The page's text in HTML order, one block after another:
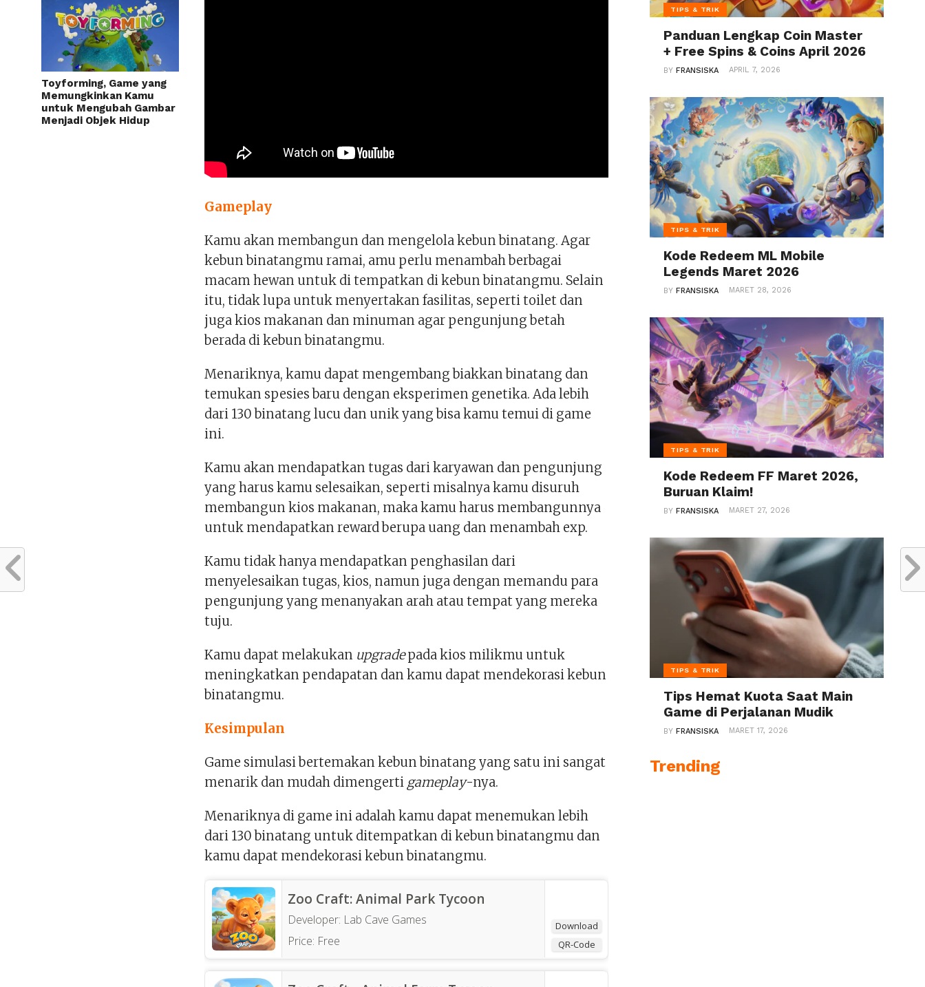
Toyforming, Game yang
Memungkinkan Kamu
untuk Mengubah Gambar
Menjadi Objek Hidup
Gameplay
Kamu akan membangun dan mengelola kebun binatang. Agar
kebun binatangmu ramai, amu perlu menambah berbagai
macam hewan untuk di tempatkan di kebun binatangmu. Selain
itu, tidak lupa untuk menyertakan fasilitas, seperti toilet dan
juga kios makanan dan minuman agar pengunjung betah
berada di kebun binatangmu.
Menariknya, kamu dapat mengembang biakkan binatang dan
temukan spesies baru dengan eksperimen genetika. Ada lebih
dari 130 binatang lucu dan unik yang bisa kamu temui di game
ini.
Kamu akan mendapatkan tugas dari karyawan dan pengunjung
yang harus kamu selesaikan, seperti misalnya kamu disuruh
membangun kios makanan, maka kamu harus membangunnya
untuk mendapatkan reward berupa uang dan menambah exp.
Kamu tidak hanya mendapatkan penghasilan dari
menyelesaikan tugas, kios, namun juga dengan memandu para
pengunjung yang menanyakan arah atau tempat yang mereka
tuju.
Kamu dapat melakukan upgradepada kios milikmu untuk
meningkatkan pendapatan dan kamu dapat mendekorasi kebun
binatangmu.
Kesimpulan
Game simulasi bertemakan kebun binatang yang satu ini sangat
menarik dan mudah dimengerti gameplay-nya.
Menariknya di game ini adalah kamu dapat menemukan lebih
dari 130 binatang untuk ditempatkan di kebun binatangmu dan
kamu dapat mendekorasi kebun binatangmu.
Download
QR-Code
Zoo Craft: Animal Park Tycoon
Developer: Lab Cave Games
Price: Free
TIPS & TRIK
Panduan Lengkap Coin Master
+ Free Spins & Coins April 2026
BYFRANSISKA APRIL 7, 2026
TIPS & TRIK
Kode Redeem ML Mobile
Legends Maret 2026
BYFRANSISKA MARET 28, 2026
TIPS & TRIK
Kode Redeem FF Maret 2026,
Buruan Klaim!
BYFRANSISKA MARET 27, 2026
TIPS & TRIK
Tips Hemat Kuota Saat Main
Game di Perjalanan Mudik
BYFRANSISKA MARET 17, 2026
Trending